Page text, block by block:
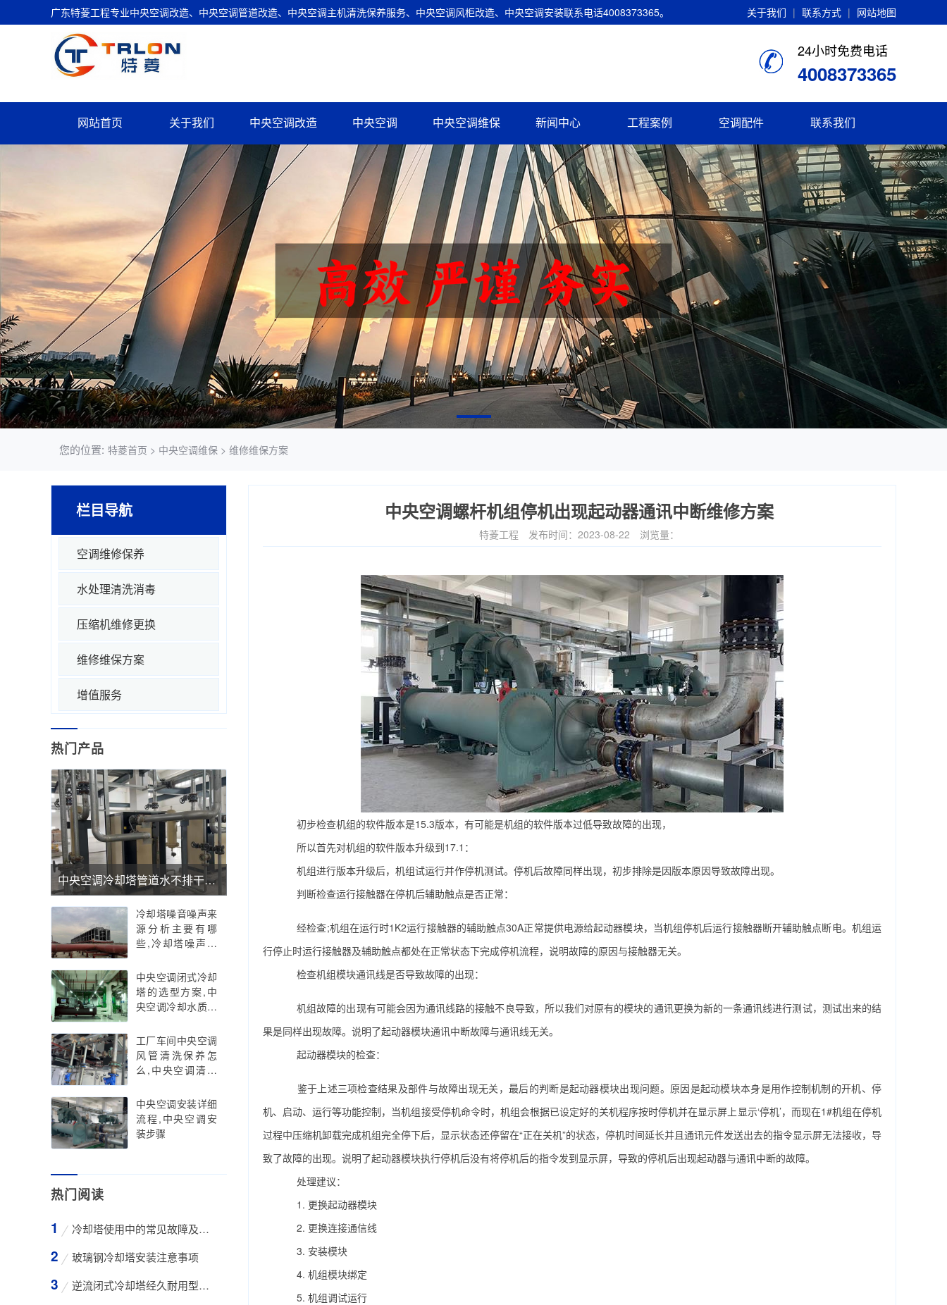
关于我们 | 联系方式 | 网站地图
广东特菱工程专业中央空调改造、中央空调管道改造、中央空调主机清洗保养服务、中央空调风柜改造、中央空调安装联系电话4008373365。
24小时免费电话
4008373365
网站首页 关于我们 中央空调改造 中央空调 中央空调维保 新闻中心 工程案例 空调配件 联系我们
您的位置: 特菱首页 > 中央空调维保 > 维修维保方案
栏目导航
空调维修保养
水处理清洗消毒
压缩机维修更换
维修维保方案
增值服务
热门产品
中央空调冷却塔管道水不排干净的危害性有哪些
冷却塔噪音噪声来
源分析主要有哪
些,冷却塔噪声扰
中央空调闭式冷却
塔的选型方案,中
央空调冷却水质标
工厂车间中央空调
风管清洗保养怎
么,中央空调清洗
中央空调安装详细
流程,中央空调安
装步骤
热门阅读
冷却塔使用中的常见故障及维修方法
玻璃钢冷却塔安装注意事项
逆流闭式冷却塔经久耐用型工业凉水塔
中央空调螺杆机组停机出现起动器通讯中断维修方案
特菱工程 发布时间：2023-08-22 浏览量：
初步检查机组的软件版本是15.3版本，有可能是机组的软件版本过低导致故障的出现，
所以首先对机组的软件版本升级到17.1：
机组进行版本升级后，机组试运行并作停机测试。停机后故障同样出现，初步排除是因版本原因导致故障出现。
判断检查运行接触器在停机后辅助触点是否正常：
经检查;机组在运行时1K2运行接触器的辅助触点30A正常提供电源给起动器模块，当机组停机后运行接触器断开辅助触点断电。机组运
行停止时运行接触器及辅助触点都处在正常状态下完成停机流程，说明故障的原因与接触器无关。
检查机组模块通讯线是否导致故障的出现：
机组故障的出现有可能会因为通讯线路的接触不良导致，所以我们对原有的模块的通讯更换为新的一条通讯线进行测试，测试出来的结
果是同样出现故障。说明了起动器模块通讯中断故障与通讯线无关。
起动器模块的检查：
鉴于上述三项检查结果及部件与故障出现无关，最后的判断是起动器模块出现问题。原因是起动模块本身是用作控制机制的开机、停
机、启动、运行等功能控制，当机组接受停机命令时，机组会根据已设定好的关机程序按时停机并在显示屏上显示‘停机’，而现在1#机组在停机
过程中压缩机卸载完成机组完全停下后，显示状态还停留在“正在关机”的状态，停机时间延长并且通讯元件发送出去的指令显示屏无法接收，导
致了故障的出现。说明了起动器模块执行停机后没有将停机后的指令发到显示屏，导致的停机后出现起动器与通讯中断的故障。
处理建议：
1. 更换起动器模块
2. 更换连接通信线
3. 安装模块
4. 机组模块绑定
5. 机组调试运行